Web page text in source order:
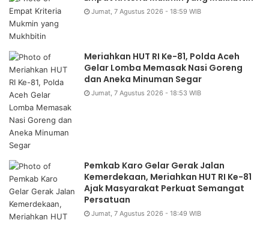
Jumat, 7 Agustus 2026 - 18:59 WIB
Meriahkan HUT RI Ke-81, Polda Aceh
Gelar Lomba Memasak Nasi Goreng
dan Aneka Minuman Segar
Jumat, 7 Agustus 2026 - 18:53 WIB
Pemkab Karo Gelar Gerak Jalan
Kemerdekaan, Meriahkan HUT RI Ke-81
Ajak Masyarakat Perkuat Semangat
Persatuan
Jumat, 7 Agustus 2026 - 18:49 WIB